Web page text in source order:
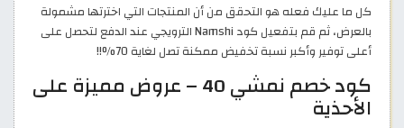
كل ما عليك فعله هو التحقق من أن المنتجات التي اخترتها مشمولة
بالعرض، ثم قم بتفعيل كود Namshi الترويجي عند الدفع لتحصل على
أعلى توفير وأكبر نسبة تخفيض ممكنة تصل لغاية 70%!!
كود خصم نمشي 40 – عروض مميزة على
الأحذية